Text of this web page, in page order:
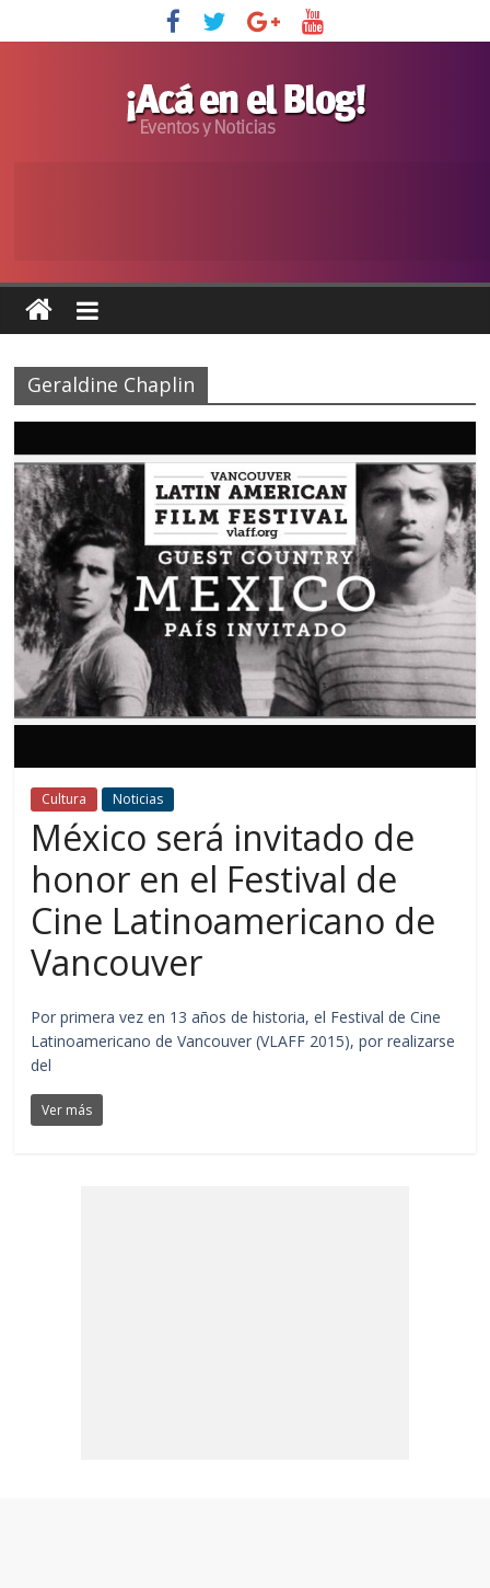
Geraldine Chaplin
Cultura Noticias
México será invitado de
honor en el Festival de
Cine Latinoamericano de
Vancouver
Por primera vez en 13 años de historia, el Festival de Cine
Latinoamericano de Vancouver (VLAFF 2015), por realizarse
del
Ver más